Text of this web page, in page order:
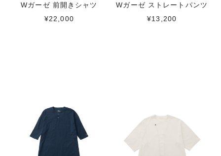
Wガーゼ 前開きシャツ
¥22,000
Wガーゼ ストレートパンツ
¥13,200